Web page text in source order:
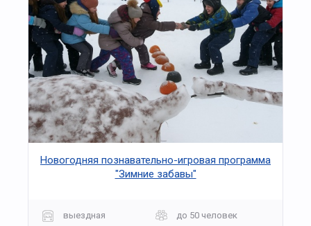
Новогодняя познавательно-игровая программа
"Зимние забавы"
выездная
до 50 человек